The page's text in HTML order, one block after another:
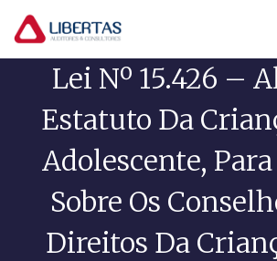
Pular
conteúdo
Lei Nº 15.426 –
Estatuto Da
Adolescente,
Sobre Os
Direitos Da